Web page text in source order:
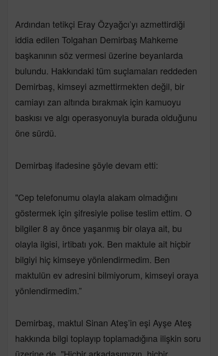
Ardından tetikçi Eray Özyağcı’yı azmettirdiği
iddia edilen Tolgahan Demirbaş Mahkeme
başkanının söz vermesi üzerine beyanlarda
bulundu. Hakkındaki tüm suçlamaları reddeden
Demirbaş, kimseyi azmettirmekten değil, bir
camiayı zan altında bırakmak için kamuoyu
baskısı ve algı operasyonuyla burada olduğunu
öne sürdü.
Demirbaş ifadesine şöyle devam etti:
"Cep telefonumu olayla alakam olmadığını
göstermek için şifresiyle polise teslim ettim. O
bilgiler 8 ay önce yaşanmış bir olaya ait, bu
olayla ilgisi, irtibatı yok. Ben maktule ait hiçbir
bilgiyi hiç kimseye yönlendirmedim. Ben
maktulün ev adresini bilmiyorum, kimseyi oraya
yönlendirmedim.”
Demirbaş, maktul Sinan Ateş’in eşi Ayşe Ateş
hakkında bilgi toplayıp toplamadığına ilişkin soru